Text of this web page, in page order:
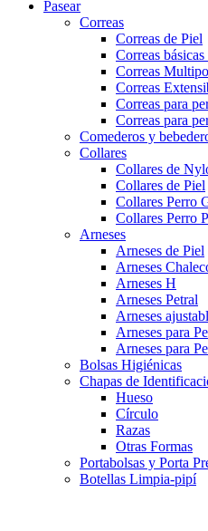
Pasear
Correas
Correas de Piel
Correas
Correas
Correas
Correas para
Correas para
Comederos y
Collares
Collares de
Collares de Piel
Collares Perro
Collares Perro
Arneses
Arneses de Piel
Arneses
Arneses H
Arneses Petral
Arneses
Arneses para
Arneses para
Bolsas Higiénicas
Chapas de
Hueso
Círculo
Razas
Otras Formas
Portabolsas y Porta
Botellas Limpia-pipí